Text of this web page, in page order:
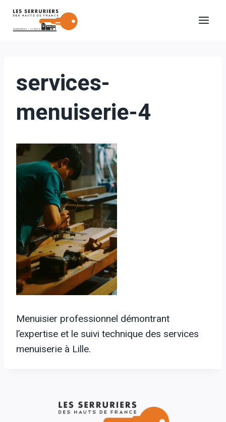
Aller
services-
menuiserie-4
Menuisier professionnel démontrant
l’expertise et le suivi technique des services
menuiserie à Lille.